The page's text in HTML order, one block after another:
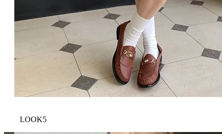
LOOK5